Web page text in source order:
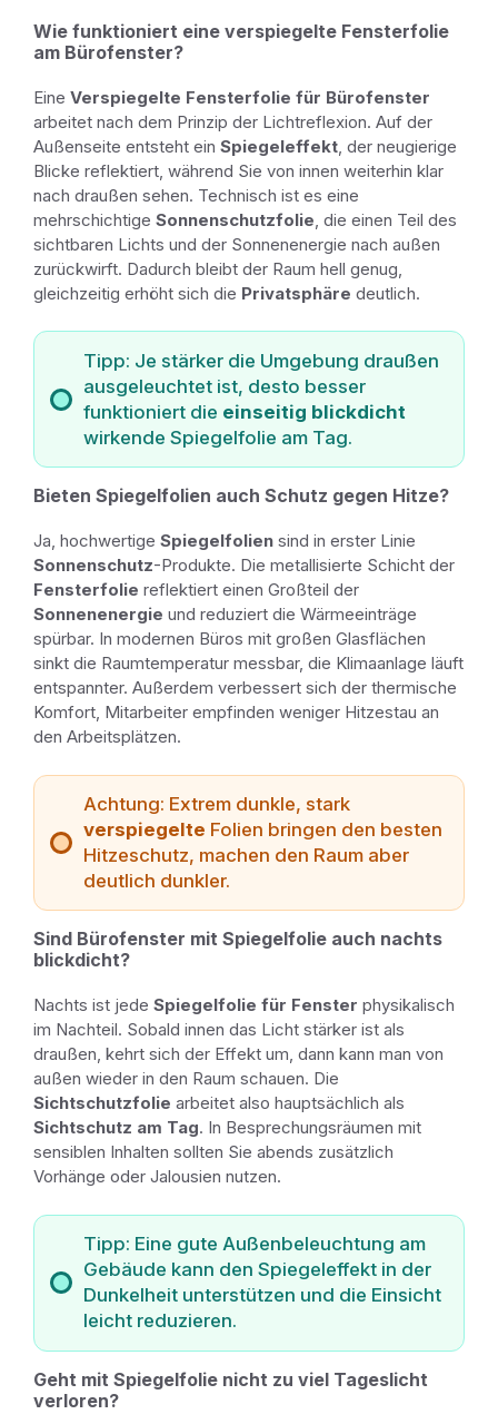
Wie funktioniert eine verspiegelte Fensterfolie
am Bürofenster?
Eine Verspiegelte Fensterfolie für Bürofenster
arbeitet nach dem Prinzip der Lichtreflexion. Auf der
Außenseite entsteht ein Spiegeleffekt , der neugierige
Blicke reflektiert, während Sie von innen weiterhin klar
nach draußen sehen. Technisch ist es eine
mehrschichtige Sonnenschutzfolie , die einen Teil des
sichtbaren Lichts und der Sonnenenergie nach außen
zurückwirft. Dadurch bleibt der Raum hell genug,
gleichzeitig erhöht sich die Privatsphäre deutlich.
Tipp: Je stärker die Umgebung draußen
ausgeleuchtet ist, desto besser
funktioniert die einseitig blickdicht
wirkende Spiegelfolie am Tag.
Bieten Spiegelfolien auch Schutz gegen Hitze?
Ja, hochwertige Spiegelfolien sind in erster Linie
Sonnenschutz-Produkte. Die metallisierte Schicht der
Fensterfolie reflektiert einen Großteil der
Sonnenenergie und reduziert die Wärmeeinträge
spürbar. In modernen Büros mit großen Glasflächen
sinkt die Raumtemperatur messbar, die Klimaanlage läuft
entspannter. Außerdem verbessert sich der thermische
Komfort, Mitarbeiter empfinden weniger Hitzestau an
den Arbeitsplätzen.
Achtung: Extrem dunkle, stark
verspiegelte Folien bringen den besten
Hitzeschutz, machen den Raum aber
deutlich dunkler.
Sind Bürofenster mit Spiegelfolie auch nachts
blickdicht?
Nachts ist jede Spiegelfolie für Fenster physikalisch
im Nachteil. Sobald innen das Licht stärker ist als
draußen, kehrt sich der Effekt um, dann kann man von
außen wieder in den Raum schauen. Die
Sichtschutzfolie arbeitet also hauptsächlich als
Sichtschutz am Tag. In Besprechungsräumen mit
sensiblen Inhalten sollten Sie abends zusätzlich
Vorhänge oder Jalousien nutzen.
Tipp: Eine gute Außenbeleuchtung am
Gebäude kann den Spiegeleffekt in der
Dunkelheit unterstützen und die Einsicht
leicht reduzieren.
Geht mit Spiegelfolie nicht zu viel Tageslicht
verloren?